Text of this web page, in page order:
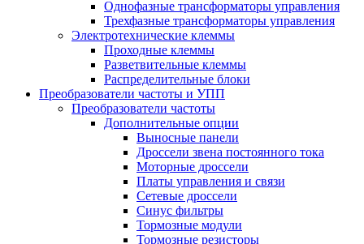
Однофазные трансформаторы управления
Трехфазные трансформаторы управления
Электротехнические клеммы
Проходные клеммы
Разветвительные клеммы
Распределительные блоки
Преобразователи частоты и УПП
Преобразователи частоты
Дополнительные опции
Выносные панели
Дроссели звена постоянного тока
Моторные дроссели
Платы управления и связи
Сетевые дроссели
Синус фильтры
Тормозные модули
Тормозные резисторы